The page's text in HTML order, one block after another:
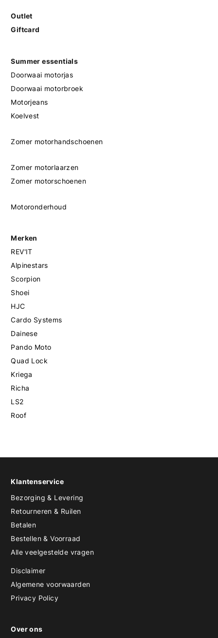
Outlet
Giftcard
Summer essentials
Doorwaai motorjas
Doorwaai motorbroek
Motorjeans
Koelvest
Zomer motorhandschoenen
Zomer motorlaarzen
Zomer motorschoenen
Motoronderhoud
Merken
REV'IT
Alpinestars
Scorpion
Shoei
HJC
Cardo Systems
Dainese
Pando Moto
Quad Lock
Kriega
Richa
LS2
Roof
Klantenservice
Bezorging & Levering
Retourneren & Ruilen
Betalen
Bestellen & Voorraad
Alle veelgestelde vragen
Disclaimer
Algemene voorwaarden
Privacy Policy
Over ons